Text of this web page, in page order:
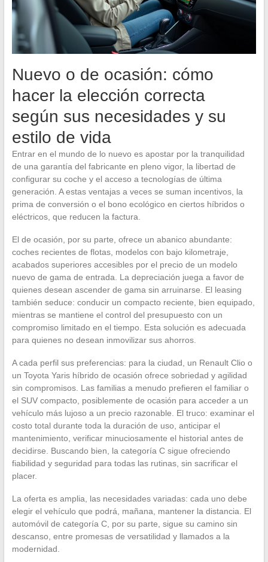
Nuevo o de ocasión: cómo
hacer la elección correcta
según sus necesidades y su
estilo de vida
Entrar en el mundo de lo nuevo es apostar por la tranquilidad
de una garantía del fabricante en pleno vigor, la libertad de
configurar su coche y el acceso a tecnologías de última
generación. A estas ventajas a veces se suman incentivos, la
prima de conversión o el bono ecológico en ciertos híbridos o
eléctricos, que reducen la factura.
El de ocasión, por su parte, ofrece un abanico abundante:
coches recientes de flotas, modelos con bajo kilometraje,
acabados superiores accesibles por el precio de un modelo
nuevo de gama de entrada. La depreciación juega a favor de
quienes desean ascender de gama sin arruinarse. El leasing
también seduce: conducir un compacto reciente, bien equipado,
mientras se mantiene el control del presupuesto con un
compromiso limitado en el tiempo. Esta solución es adecuada
para quienes no desean inmovilizar sus ahorros.
A cada perfil sus preferencias: para la ciudad, un Renault Clio o
un Toyota Yaris híbrido de ocasión ofrece sobriedad y agilidad
sin compromisos. Las familias a menudo prefieren el familiar o
el SUV compacto, posiblemente de ocasión para acceder a un
vehículo más lujoso a un precio razonable. El truco: examinar el
costo total durante toda la duración de uso, anticipar el
mantenimiento, verificar minuciosamente el historial antes de
decidirse. Buscando bien, la categoría C sigue ofreciendo
fiabilidad y seguridad para todas las rutinas, sin sacrificar el
placer.
La oferta es amplia, las necesidades variadas: cada uno debe
elegir el vehículo que podrá, mañana, mantener la distancia. El
automóvil de categoría C, por su parte, sigue su camino sin
descanso, entre promesas de versatilidad y llamados a la
modernidad.